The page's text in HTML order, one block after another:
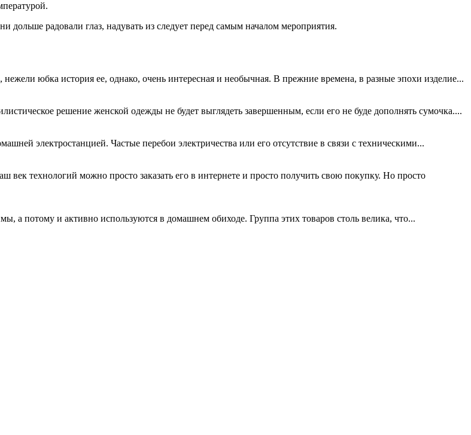
радовали глаз, надувать из следует перед самым началом мероприятия.
юбка история ее, однако, очень интересная и необычная. В прежние времена, в разные эпохи изделие...
решение женской одежды не будет выглядеть завершенным, если его не буде дополнять сумочка....
электростанцией. Частые перебои электричества или его отсутствие в связи с техническими...
век технологий можно просто заказать его в интернете и просто получить свою покупку. Но просто
а потому и активно используются в домашнем обиходе. Группа этих товаров столь велика, что...